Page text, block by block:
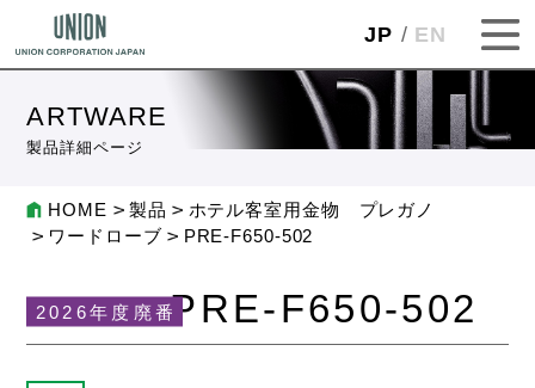
JP EN
ARTWARE
製品詳細ページ
HOME 製品
ホテル客室用金物 プレガノ
ワードローブ
PRE-F650-502
PRE-F650-502
2026年度廃番